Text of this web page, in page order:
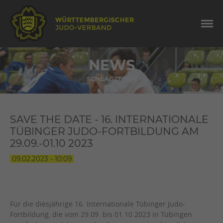
NEWS
SCHLAGZEILEN
SAVE THE DATE - 16. INTERNATIONALE
TÜBINGER JUDO-FORTBILDUNG AM
29.09.-01.10 2023
09.02.2023 - 10:09
Für die diesjährige 16. Internationale Tübinger Judo-
Fortbildung, die vom 29.09. bis 01.10 2023 in Tübingen